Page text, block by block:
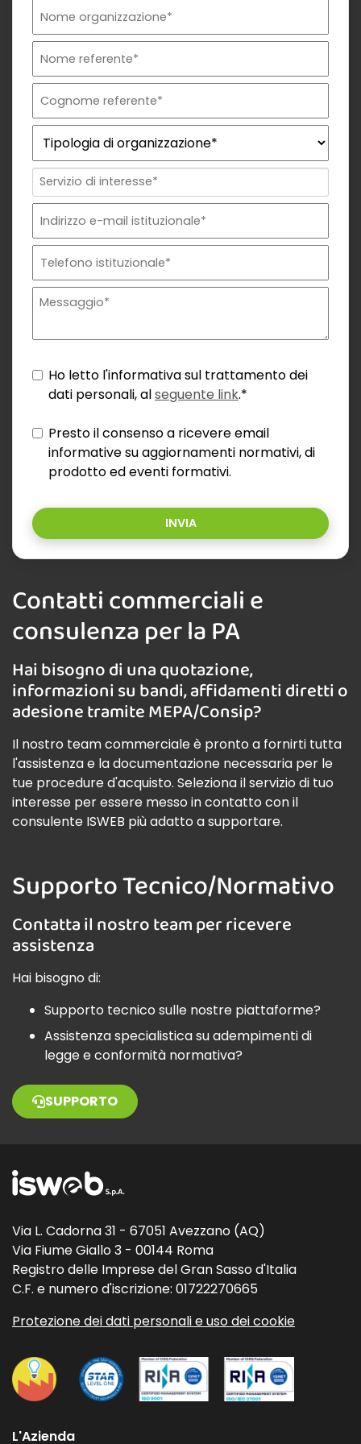
Ho letto l'informativa sul trattamento dei
dati personali, alseguente link.*
Presto il consenso a ricevere email
informative su aggiornamenti normativi, di
prodotto ed eventi formativi.
INVIA
Contatti commerciali e
consulenza per la PA
Hai bisogno di una quotazione,
informazioni su bandi, affidamenti diretti o
adesione tramite MEPA/Consip?
Il nostro team commerciale è pronto a fornirti tutta
l'assistenza e la documentazione necessaria per le
tue procedure d'acquisto. Seleziona il servizio di tuo
interesse per essere messo in contatto con il
consulente ISWEB più adatto a supportare.
Supporto Tecnico/Normativo
Contatta il nostro team per ricevere
assistenza
Hai bisogno di:
Supporto tecnico sulle nostre piattaforme?
Assistenza specialistica su adempimenti di
legge e conformità normativa?
SUPPORTO
Via L. Cadorna 31 - 67051 Avezzano (AQ)
Via Fiume Giallo 3 - 00144 Roma
Registro delle Imprese del Gran Sasso d'Italia
C.F. e numero d'iscrizione: 01722270665
Protezione dei dati personali e uso dei cookie
L'Azienda